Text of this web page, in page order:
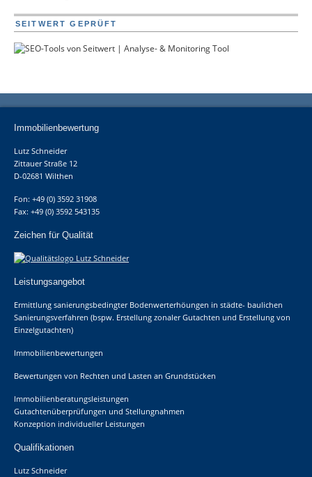
SEITWERT GEPRÜFT
Immobilienbewertung
Lutz Schneider
Zittauer Straße 12
D-02681 Wilthen
Fon: +49 (0) 3592 31908
Fax: +49 (0) 3592 543135
Zeichen für Qualität
Leistungsangebot
Ermittlung sanierungsbedingter Bodenwerterhöungen in städte- baulichen
Sanierungsverfahren (bspw. Erstellung zonaler Gutachten und Erstellung von
Einzelgutachten)
Immobilienbewertungen
Bewertungen von Rechten und Lasten an Grundstücken
Immobilienberatungsleistungen
Gutachtenüberprüfungen und Stellungnahmen
Konzeption individueller Leistungen
Qualifikationen
Lutz Schneider